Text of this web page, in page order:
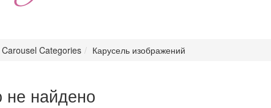
Carousel Categories Карусель изображений
не найдено